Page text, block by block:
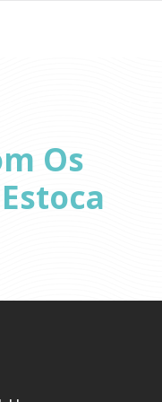
Os